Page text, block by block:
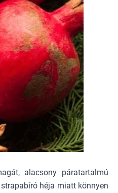
alacsony páratartalmú
héja miatt könnyen